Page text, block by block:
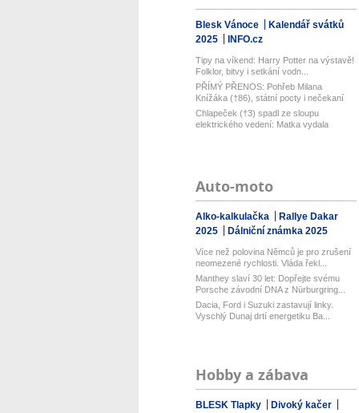
Blesk Vánoce
Kalendář svátků
2025
INFO.cz
Tipy na víkend: Harry Potter na výstavě!
Folklor, bitvy i setkání vodn...
PŘÍMÝ PŘENOS: Pohřeb Milana
Knížáka (†86), státní pocty i nečekaní
řeč...
Chlapeček (†3) spadl ze sloupu
elektrického vedení: Matka vydala
Auto-moto
Alko-kalkulačka
Rallye Dakar
2025
Dálniční známka 2025
Více než polovina Němců je pro zrušení
neomezené rychlosti. Vláda řekl...
Manthey slaví 30 let: Dopřejte svému
Porsche závodní DNA z Nürburgring...
Dacia, Ford i Suzuki zastavují linky.
Vyschlý Dunaj drtí energetiku Ba...
Hobby a zábava
BLESK Tlapky
Divoký kačer